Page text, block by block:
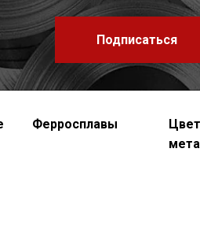
Подписаться
Ферросплавы